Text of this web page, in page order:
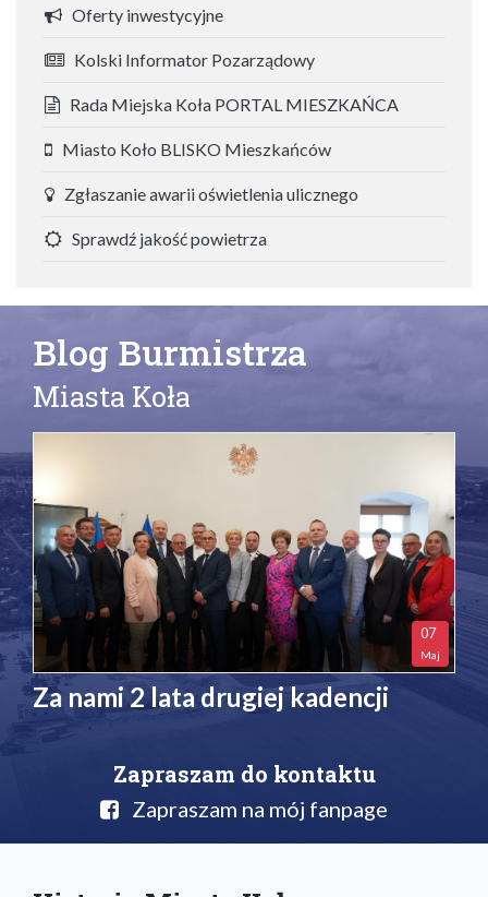
Oferty inwestycyjne
Kolski Informator Pozarządowy
Rada Miejska Koła PORTAL MIESZKAŃCA
Miasto Koło BLISKO Mieszkańców
Zgłaszanie awarii oświetlenia ulicznego
Sprawdź jakość powietrza
Blog Burmistrza
Miasta Koła
07
Maj
Za nami 2 lata drugiej kadencji
Zapraszam do kontaktu
Zapraszam na mój fanpage